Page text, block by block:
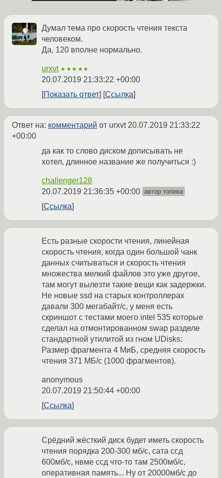
Думал тема про скорость чтения текста
человеком.
Да, 120 вполне нормально.
urxvt ★★★★★
20.07.2019 21:33:22 +00:00
Показать ответ
Ссылка
Ответ на: комментарий от urxvt20.07.2019 21:33:22
+00:00
да как то слово диском дописывать не
хотел, длинное название же получиться :)
challenger128
20.07.2019 21:36:35 +00:00 автор топика
Ссылка
Есть разные скорости чтения, линейная
скорость чтения, когда один большой чанк
данных считываться и скорость чтения
множества мелкий файлов это уже другое,
там могут вылезти такие вещи как задержки.
Не новые ssd на старых контроллерах
давали 300 мегабайт/с, у меня есть
скриншот с тестами моего intel 535 которые
сделал на отмонтированном swap разделе
стандартной утилитой из гном UDisks:
Размер фрагмента 4 МиБ, средняя скорость
чтения 371 МБ/c (1000 фрагментов).
anonymous
20.07.2019 21:50:44 +00:00
Ссылка
Срёдний жёсткий диск будет иметь скорость
чтения порядка 200-300 мб/с, сата ссд
600мб/с, нвме ссд что-то там 2500мб/с,
оперативная память... Ну от 20000мб/с до